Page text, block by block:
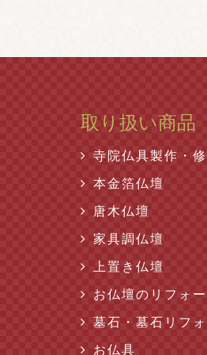
取り扱い商品
寺院仏具製作・
本金箔仏壇
唐木仏壇
家具調仏壇
上置き仏壇
お仏壇のリフォ
墓石・墓石リフ
お仏具